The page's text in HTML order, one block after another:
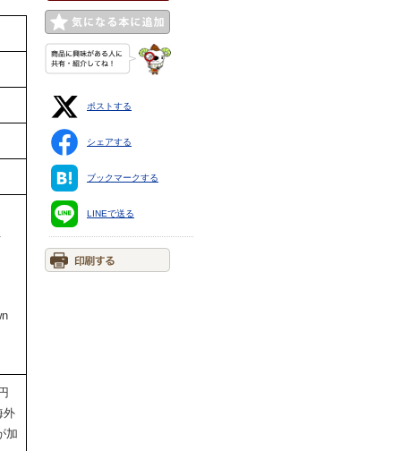
外
加
ポストする
シェアする
ブックマークする
LINEで送る